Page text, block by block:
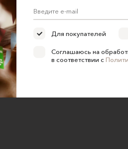
Для покупателей
Соглашаюсь на
в соответствии с